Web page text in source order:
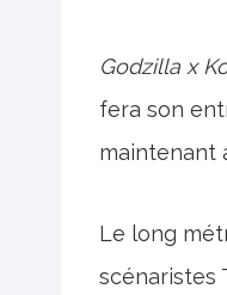
Godzilla x
fera son
maintenant
Le long
scénaristes